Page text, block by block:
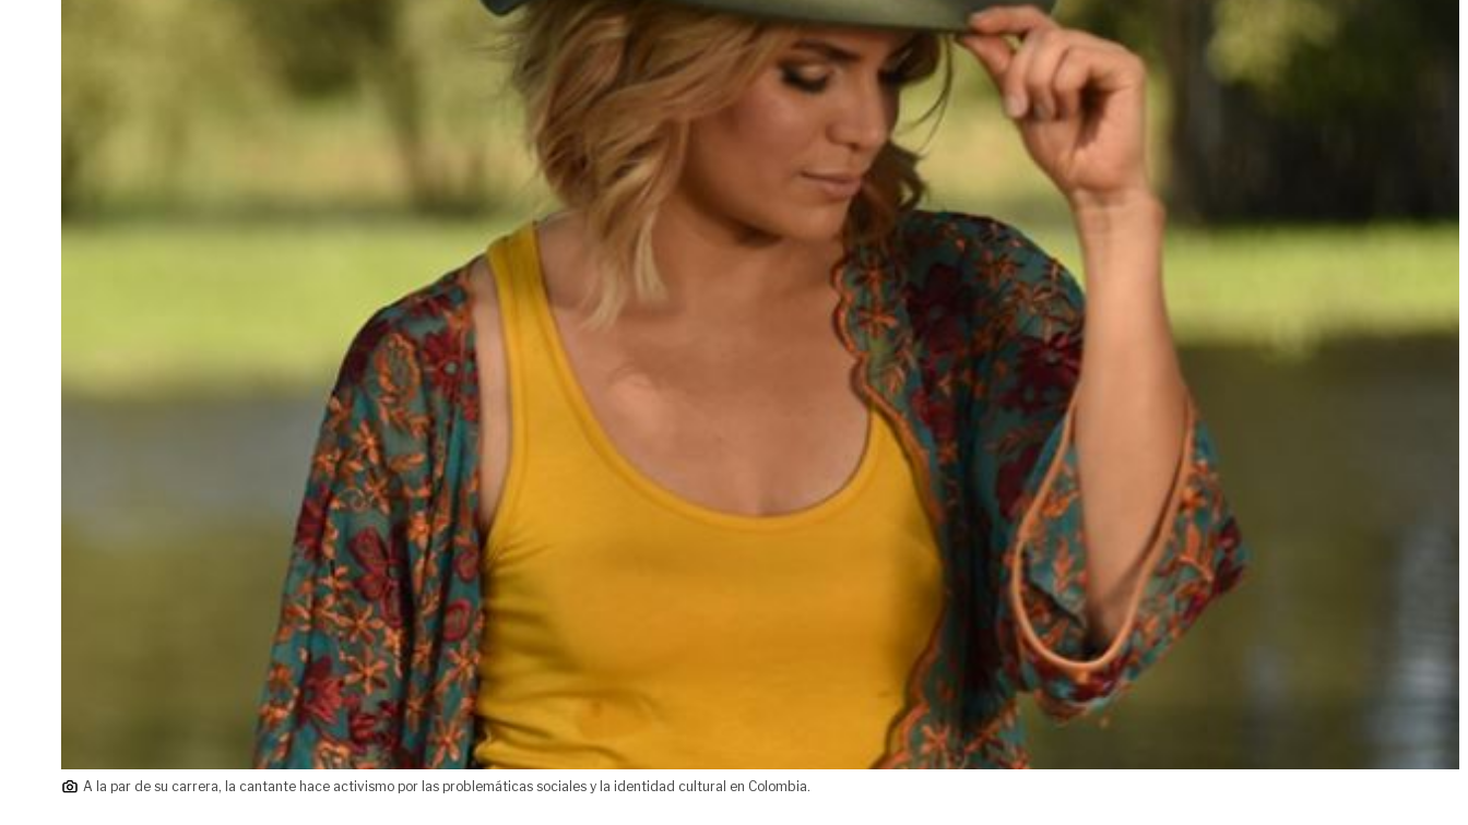
A la par de su carrera, la cantante hace activismo por las problemáticas sociales y la identidad cultural en Colombia.